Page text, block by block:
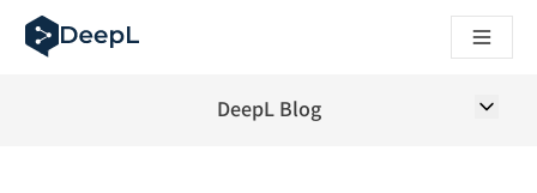
AIエージェント向けDeepL
DeepL Translation Flow：主要なユースケースや連携機能
How we brought Swiss German to DeepL
Translation Flowのご紹介：あらゆるチームの翻訳ワー
DeepL Blog